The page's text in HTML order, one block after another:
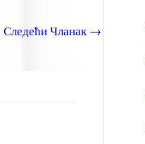
Следећи Чланак →